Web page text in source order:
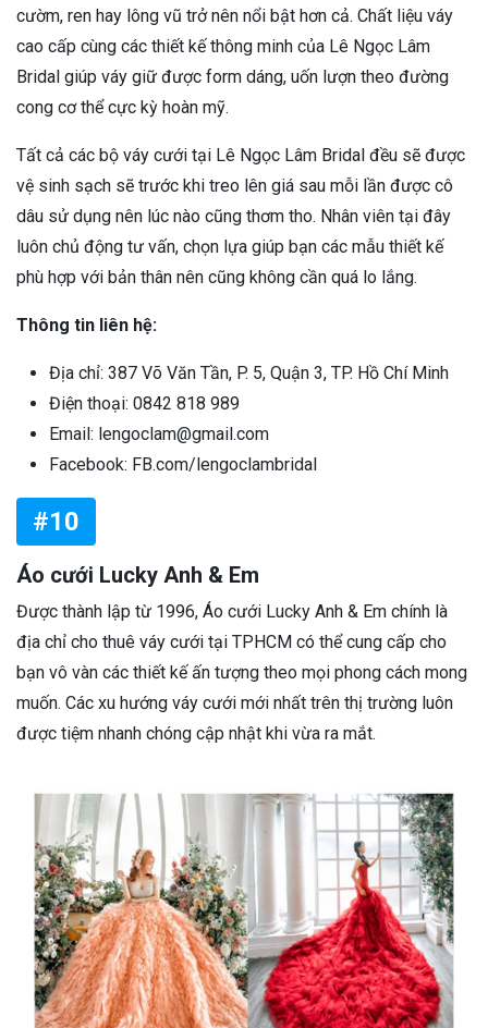
cườm, ren hay lông vũ trở nên nổi bật hơn cả. Chất liệu váy
cao cấp cùng các thiết kế thông minh của Lê Ngọc Lâm
Bridal giúp váy giữ được form dáng, uốn lượn theo đường
cong cơ thể cực kỳ hoàn mỹ.
Tất cả các bộ váy cưới tại Lê Ngọc Lâm Bridal đều sẽ được
vệ sinh sạch sẽ trước khi treo lên giá sau mỗi lần được cô
dâu sử dụng nên lúc nào cũng thơm tho. Nhân viên tại đây
luôn chủ động tư vấn, chọn lựa giúp bạn các mẫu thiết kế
phù hợp với bản thân nên cũng không cần quá lo lắng.
Thông tin liên hệ:
Địa chỉ: 387 Võ Văn Tần, P. 5, Quận 3, TP. Hồ Chí Minh
Điện thoại: 0842 818 989
Email: lengoclam@gmail.com
Facebook: FB.com/lengoclambridal
#10
Áo cưới Lucky Anh & Em
Được thành lập từ 1996, Áo cưới Lucky Anh & Em chính là
địa chỉ cho thuê váy cưới tại TPHCM có thể cung cấp cho
bạn vô vàn các thiết kế ấn tượng theo mọi phong cách mong
muốn. Các xu hướng váy cưới mới nhất trên thị trường luôn
được tiệm nhanh chóng cập nhật khi vừa ra mắt.